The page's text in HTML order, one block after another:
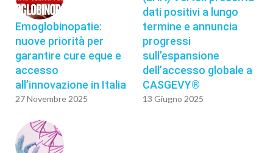
Emoglobinopatie:
nuove priorità per
garantire cure eque e
accesso
all’innovazione in Italia
27 Novembre 2025
dati positivi a lungo
termine e annuncia
progressi
sull’espansione
dell’accesso globale a
CASGEVY®
13 Giugno 2025